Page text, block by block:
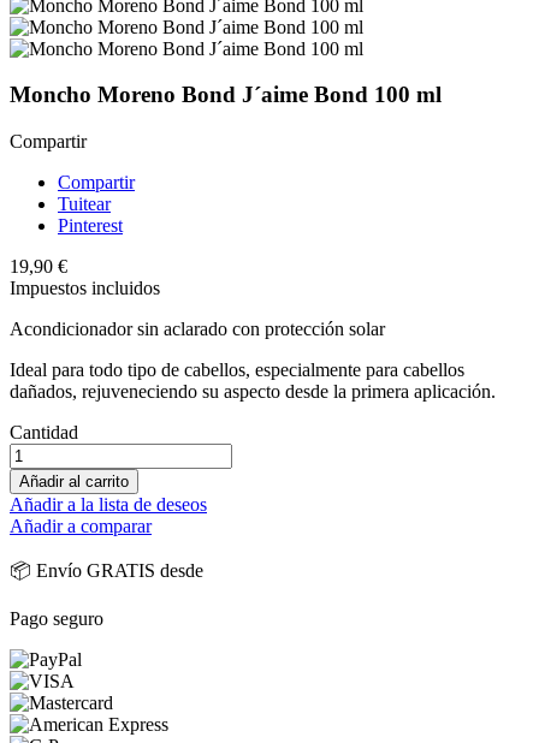
Moncho Moreno Bond J´aime Bond 100 ml
Compartir
Compartir
Tuitear
Pinterest
19,90 €
Impuestos incluidos
Acondicionador sin aclarado con protección solar
Ideal para todo tipo de cabellos, especialmente para cabellos
dañados, rejuveneciendo su aspecto desde la primera aplicación.
Cantidad
Añadir al carrito
Añadir a la lista de deseos
Añadir a comparar
📦 Envío GRATIS desde
Pago seguro